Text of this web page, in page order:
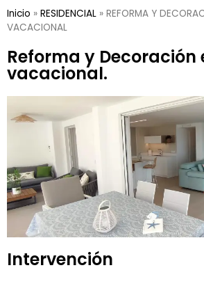
Inicio » RESIDENCIAL » REFORMA Y
VACACIONAL
Reforma y Decoración
vacacional.
Intervención